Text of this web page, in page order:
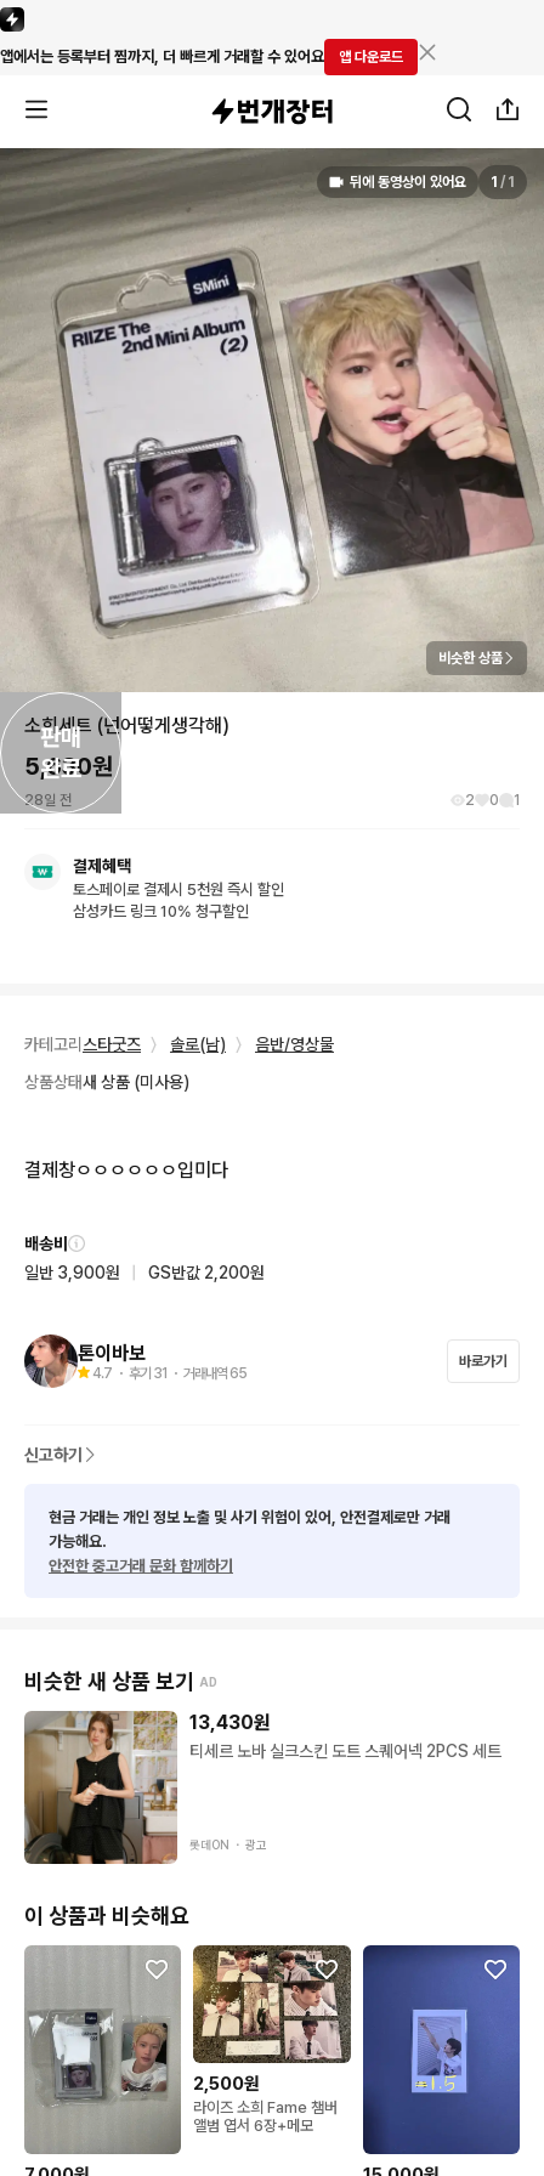
앱에서는 등록부터 찜까지, 더 빠르게 거래할 수 있어요 앱 다운로드
판매
완료
뒤에 동영상이 있어요 1 / 1
비슷한 상품
소희세트 (넌어떻게생각해)
5,630원
28일 전 2 0 1
결제혜택
토스페이로 결제시 5천원 즉시 할인
삼성카드 링크 10% 청구할인
카테고리 스타굿즈 〉 솔로(남) 〉
음반/영상물
상품상태새 상품 (미사용)
결제창ㅇㅇㅇㅇㅇㅇ입미다
배송비
일반 3,900원
GS반값 2,200원
톤이바보
4.7 ・ 후기 31 ・ 거래내역 65
바로가기
신고하기
현금 거래는 개인 정보 노출 및 사기 위험이 있어, 안전결제로만 거래
가능해요.
안전한 중고거래 문화 함께하기
비슷한 새 상품 보기 AD
13,430원
티세르 노바 실크스킨 도트 스퀘어넥 2PCS 세트
롯데ON ・ 광고
이 상품과 비슷해요
2,500원
라이즈 소희 Fame 챔버
앨범 엽서 6장+메모